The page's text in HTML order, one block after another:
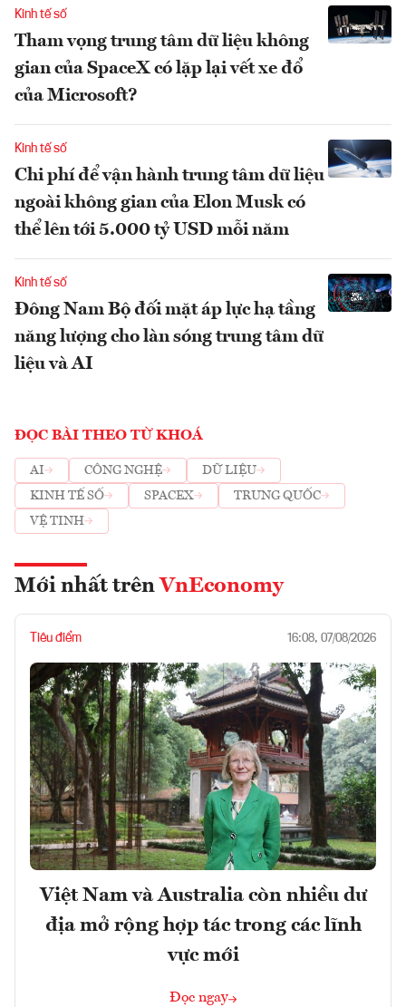
Kinh tế số
Tham vọng trung tâm dữ liệu không
gian của SpaceX có lặp lại vết xe đổ
của Microsoft?
Kinh tế số
Chi phí để vận hành trung tâm dữ liệu
ngoài không gian của Elon Musk có
thể lên tới 5.000 tỷ USD mỗi năm
Kinh tế số
Đông Nam Bộ đối mặt áp lực hạ tầng
năng lượng cho làn sóng trung tâm dữ
liệu và AI
ĐỌC BÀI THEO TỪ KHOÁ
AI CÔNG NGHỆ
DỮ LIỆU
KINH TẾ SỐ
SPACEX
TRUNG QUỐC
VỆ TINH
Mới nhất trên VnEconomy
Tiêu điểm 16:08, 07/08/2026
Việt Nam và Australia còn nhiều dư
địa mở rộng hợp tác trong các lĩnh
vực mới
Đọc ngay